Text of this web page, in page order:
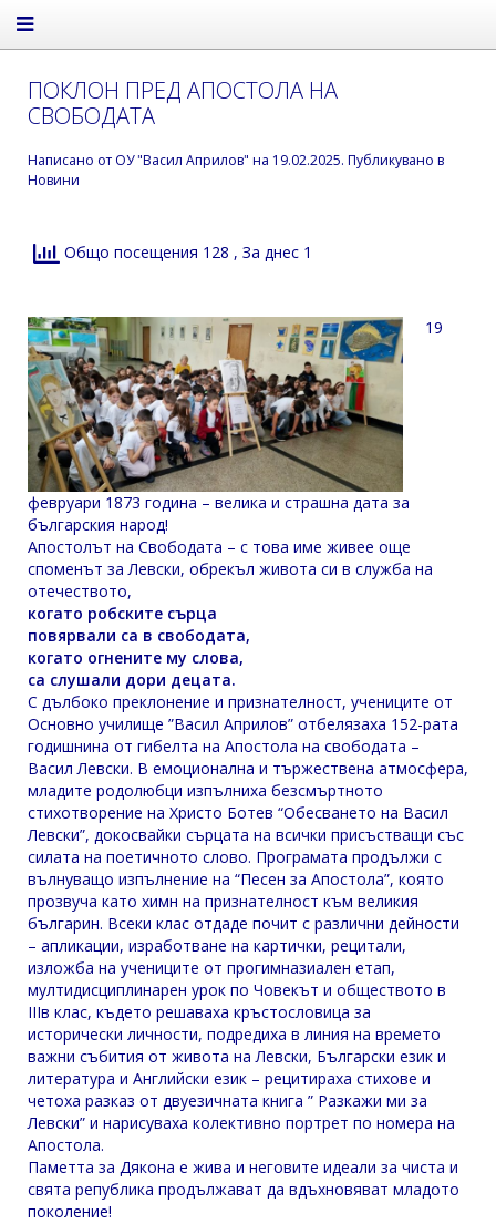
ПОКЛОН ПРЕД АПОСТОЛА НА
СВОБОДАТА
Написано от ОУ "Васил Априлов" на 19.02.2025. Публикувано в
Новини
Общо посещения 128 , За днес 1
19
февруари 1873 година – велика и страшна дата за
българския народ!
Апостолът на Свободата – с това име живее още
споменът за Левски, обрекъл живота си в служба на
отечеството,
когато робските сърца
повярвали са в свободата,
когато огнените му слова,
са слушали дори децата.
С дълбоко преклонение и признателност, учениците от
Основно училище ”Васил Априлов” отбелязаха 152-рата
годишнина от гибелта на Апостола на свободата –
Васил Левски. В емоционална и тържествена атмосфера,
младите родолюбци изпълниха безсмъртното
стихотворение на Христо Ботев “Обесването на Васил
Левски”, докосвайки сърцата на всички присъстващи със
силата на поетичното слово. Програмата продължи с
вълнуващо изпълнение на “Песен за Апостола”, която
прозвуча като химн на признателност към великия
българин. Всеки клас отдаде почит с различни дейности
– апликации, изработване на картички, рецитали,
изложба на учениците от прогимназиален етап,
мултидисциплинарен урок по Човекът и обществото в
IIIв клас, където решаваха кръстословица за
исторически личности, подредиха в линия на времето
важни събития от живота на Левски, Български език и
литература и Английски език – рецитираха стихове и
четоха разказ от двуезичната книга ” Разкажи ми за
Левски” и нарисуваха колективно портрет по номера на
Апостола.
Паметта за Дякона е жива и неговите идеали за чиста и
свята република продължават да вдъхновяват младото
поколение!